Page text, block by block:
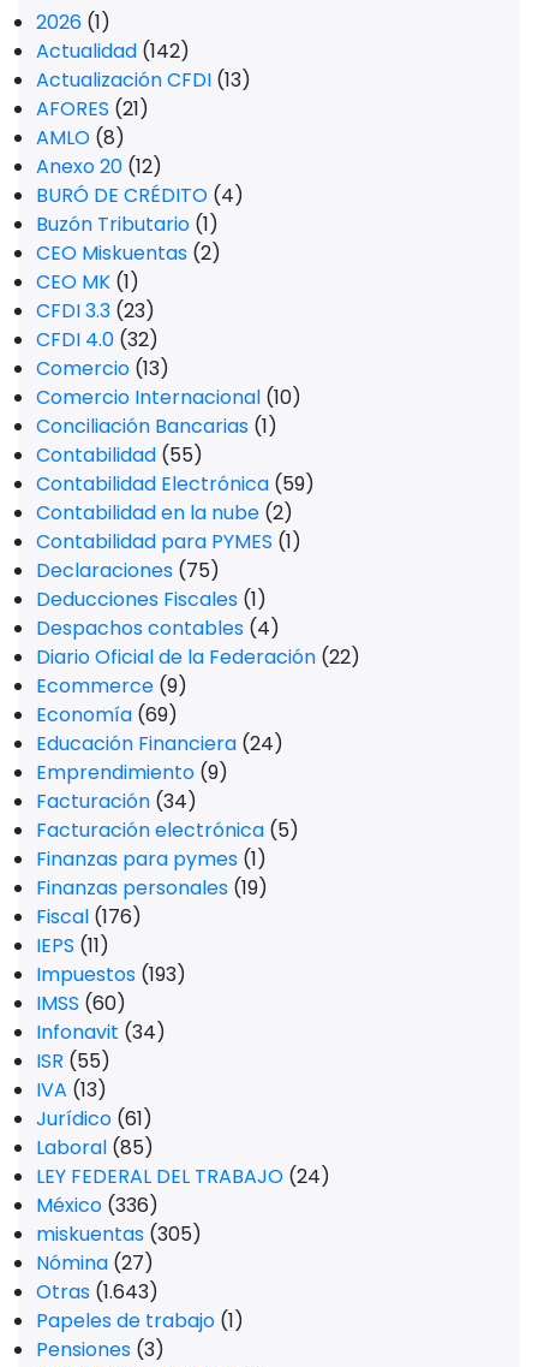
2026 (1)
Actualidad (142)
Actualización CFDI (13)
AFORES (21)
AMLO (8)
Anexo 20 (12)
BURÓ DE CRÉDITO (4)
Buzón Tributario (1)
CEO Miskuentas (2)
CEO MK (1)
CFDI 3.3 (23)
CFDI 4.0 (32)
Comercio (13)
Comercio Internacional (10)
Conciliación Bancarias (1)
Contabilidad (55)
Contabilidad Electrónica (59)
Contabilidad en la nube (2)
Contabilidad para PYMES (1)
Declaraciones (75)
Deducciones Fiscales (1)
Despachos contables (4)
Diario Oficial de la Federación (22)
Ecommerce (9)
Economía (69)
Educación Financiera (24)
Emprendimiento (9)
Facturación (34)
Facturación electrónica (5)
Finanzas para pymes (1)
Finanzas personales (19)
Fiscal (176)
IEPS (11)
Impuestos (193)
IMSS (60)
Infonavit (34)
ISR (55)
IVA (13)
Jurídico (61)
Laboral (85)
LEY FEDERAL DEL TRABAJO (24)
México (336)
miskuentas (305)
Nómina (27)
Otras (1.643)
Papeles de trabajo (1)
Pensiones (3)